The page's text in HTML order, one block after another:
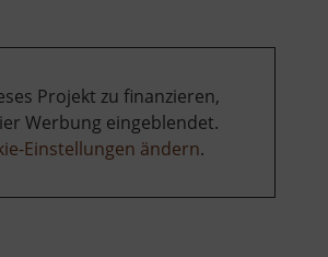
Projekt zu finanzieren,
Werbung eingeblendet.
Einstellungen ändern.